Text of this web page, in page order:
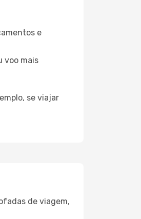
e
voo mais
se viajar
de viagem,